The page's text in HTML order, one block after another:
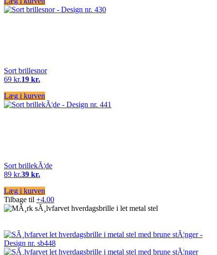
Sort brillesnor
69 kr.19 kr.
Læg i kurven
Sort brillekÃ¦de
89 kr.39 kr.
Læg i kurven
Tilbage til +4.00